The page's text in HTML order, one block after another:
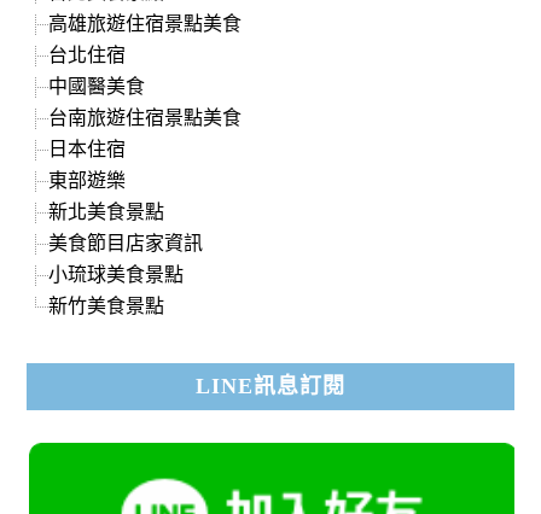
高雄旅遊住宿景點美食
台北住宿
中國醫美食
台南旅遊住宿景點美食
日本住宿
東部遊樂
新北美食景點
美食節目店家資訊
小琉球美食景點
新竹美食景點
LINE訊息訂閱